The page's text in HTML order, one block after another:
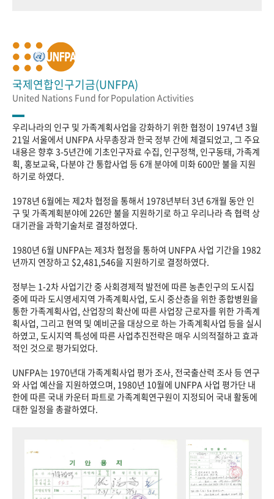
국제연합인구기금(UNFPA)
United Nations Fund for Population Activities
우리나라의 인구 및 가족계획사업을 강화하기 위한 협정이 1974년 3월
21일 서울에서 UNFPA 사무총장과 한국 정부 간에 체결되었고, 그 주요
내용은 향후 3-5년간에 기초인구자료 수집, 인구정책, 인구동태, 가족계
획, 홍보교육, 다분야 간 통합사업 등 6개 분야에 미화 600만 불을 지원
하기로 하였다.
1978년 6월에는 제2차 협정을 통해서 1978년부터 3년 6개월 동안 인
구 및 가족계획분야에 226만 불을 지원하기로 하고 우리나라 측 협력 상
대기관을 과학기술처로 결정하였다.
1980년 6월 UNFPA는 제3차 협정을 통하여 UNFPA 사업 기간을 1982
년까지 연장하고 $2,481,546을 지원하기로 결정하였다.
정부는 1-2차 사업기간 중 사회경제적 발전에 따른 농촌인구의 도시집
중에 따라 도시영세지역 가족계획사업, 도시 중산층을 위한 종합병원을
통한 가족계획사업, 산업장의 확산에 따른 사업장 근로자를 위한 가족계
획사업, 그리고 현역 및 예비군을 대상으로 하는 가족계획사업 등을 실시
하였고, 도시지역 특성에 따른 사업추진전략은 매우 시의적절하고 효과
적인 것으로 평가되었다.
UNFPA는 1970년대 가족계획사업 평가 조사, 전국출산력 조사 등 연구
와 사업 예산을 지원하였으며, 1980년 10월에 UNFPA 사업 평가단 내
한에 따른 국내 카운터 파트로 가족계획연구원이 지정되어 국내 활동에
대한 일정을 총괄하였다.